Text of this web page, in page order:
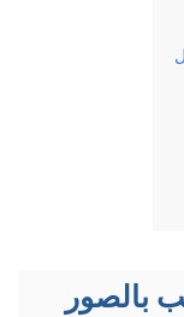
بالصور